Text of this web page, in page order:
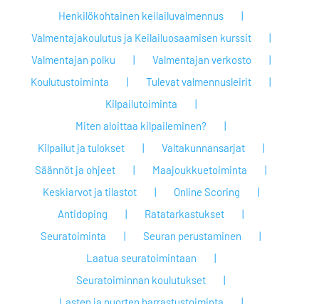
Henkilökohtainen keilailuvalmennus
Valmentajakoulutus ja Keilailuosaamisen kurssit
Valmentajan polku
Valmentajan verkosto
Koulutustoiminta
Tulevat valmennusleirit
Kilpailutoiminta
Miten aloittaa kilpaileminen?
Kilpailut ja tulokset
Valtakunnansarjat
Säännöt ja ohjeet
Maajoukkuetoiminta
Keskiarvot ja tilastot
Online Scoring
Antidoping
Ratatarkastukset
Seuratoiminta
Seuran perustaminen
Laatua seuratoimintaan
Seuratoiminnan koulutukset